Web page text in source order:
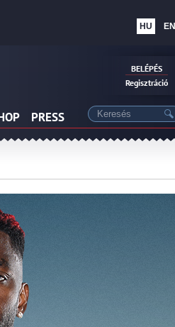
HU EN
PRESS
BELÉPÉS
Regisztráció